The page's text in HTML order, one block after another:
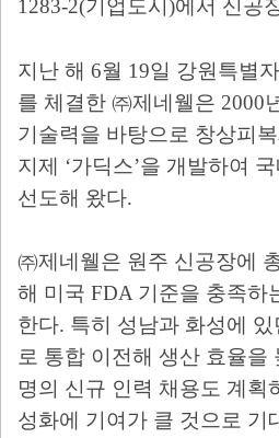
1283-2(기업도시)에서 신공
지난 해 6월 19일 강원특별
를 체결한 ㈜제네웰은 2000
기술력을 바탕으로 창상피
지제 ‘가딕스’을 개발하여
선도해 왔다.
㈜제네웰은 원주 신공장에
해 미국 FDA 기준을 충족하
한다. 특히 성남과 화성에
로 통합 이전해 생산 효율을
명의 신규 인력 채용도 계획
성화에 기여가 클 것으로 기